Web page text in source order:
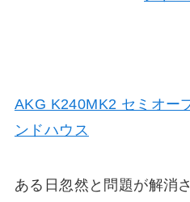
AKG K240MK2 セミオー
ンドハウス
ある日忽然と問題が解消